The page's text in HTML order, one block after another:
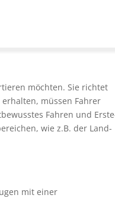
möchten. Sie richtet
müssen Fahrer
Fahren und
wie z.B. der Land-
mit einer